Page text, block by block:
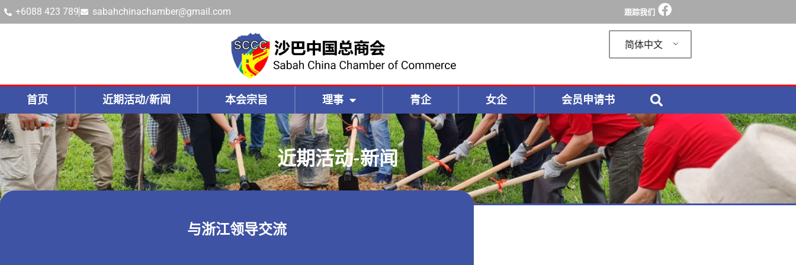
+6088 423 789 sabahchinachamber@gmail.com 跟踪我们
简体中文
首页 近期活动/新闻 本会宗旨 理事 青企 女企 会员申请书
近期活动-新闻
与浙江领导交流